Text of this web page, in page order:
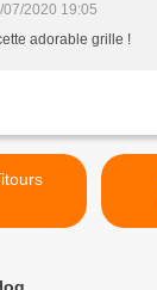
07/2020 19:05
adorable grille !